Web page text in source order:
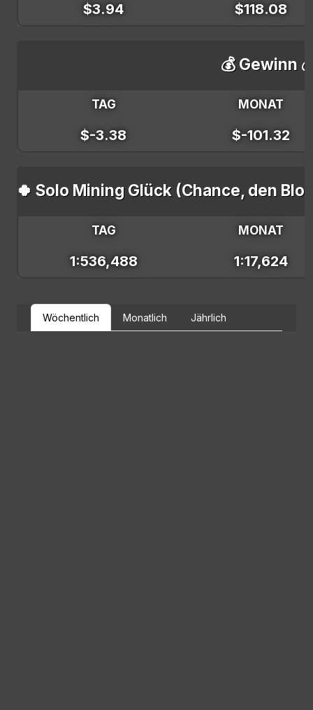
$3.94 $118.08
💰 Gewinn
TAG MONAT
$-3.38 $-101.32
🍀 Solo Mining Glück (Chance, den
TAG MONAT
1:536,488 1:17,624
Wöchentlich Monatlich Jährlich